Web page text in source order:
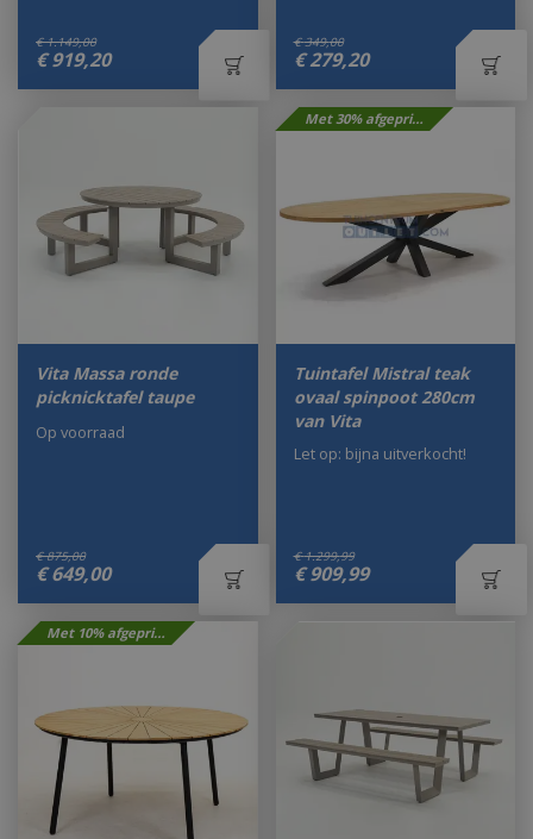
€ 1.149,00
€ 919,20
€ 349,00
€ 279,20
Vita Massa ronde
picknicktafel taupe
€ 875,00
€ 649,00
Op voorraad
Met 30% afgeprijsd
Tuintafel Mistral teak
ovaal spinpoot 280cm
van Vita
€ 1.299,99
€ 909,99
Let op: bijna uitverkocht!
Met 10% afgeprijsd